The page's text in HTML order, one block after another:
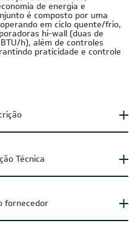
de energia e
é composto por uma
em ciclo quente/frio,
hi-wall (duas de
h), além de controles
praticidade e controle
Técnica
fornecedor